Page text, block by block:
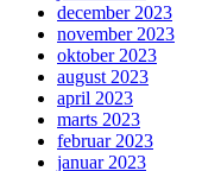
december 2023
november 2023
oktober 2023
august 2023
april 2023
marts 2023
februar 2023
januar 2023